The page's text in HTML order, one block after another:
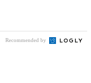
Recommended by